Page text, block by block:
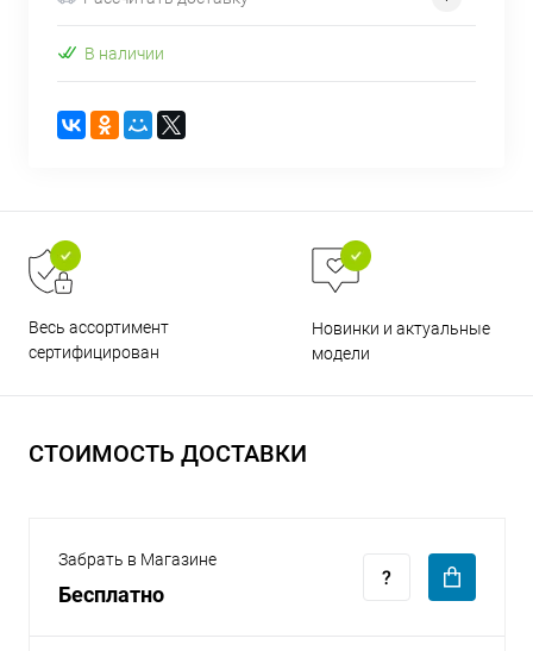
В наличии
Весь ассортимент
сертифицирован
Новинки и актуальные
модели
СТОИМОСТЬ ДОСТАВКИ
Забрать в Магазине
Бесплатно